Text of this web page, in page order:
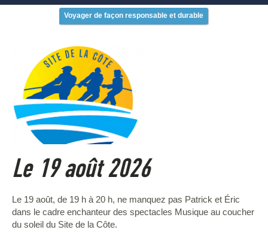
Voyager de façon responsable et durable
Le 19 août 2026
Le 19 août, de 19 h à 20 h, ne manquez pas Patrick et Éric
dans le cadre enchanteur des spectacles Musique au coucher
du soleil du Site de la Côte.